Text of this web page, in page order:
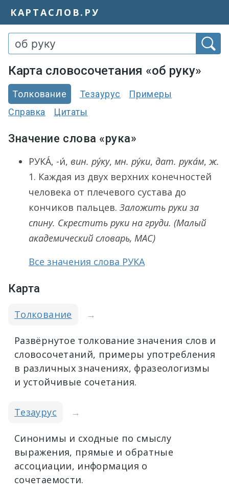
КАРТАСЛОВ.РУ
Карта словосочетания «об руку»
Толкование Тезаурус
Примеры
Справка
Цитаты
Значение слова «рука»
РУКА́, -и́, вин. ру́ку, мн. ру́ки, дат. рука́м,ж.
1. Каждая из двух верхних конечностей
человека от плечевого сустава до
кончиков пальцев. Заложить руки за
спину. Скрестить руки на груди. (Малый
академический словарь, МАС)
Все значения слова РУКА
Карта
Толкование →
Развёрнутое толкование значения слов и
словосочетаний, примеры употребления
в различных значениях, фразеологизмы
и устойчивые сочетания.
Тезаурус →
Синонимы и сходные по смыслу
выражения, прямые и обратные
ассоциации, информация о
сочетаемости.